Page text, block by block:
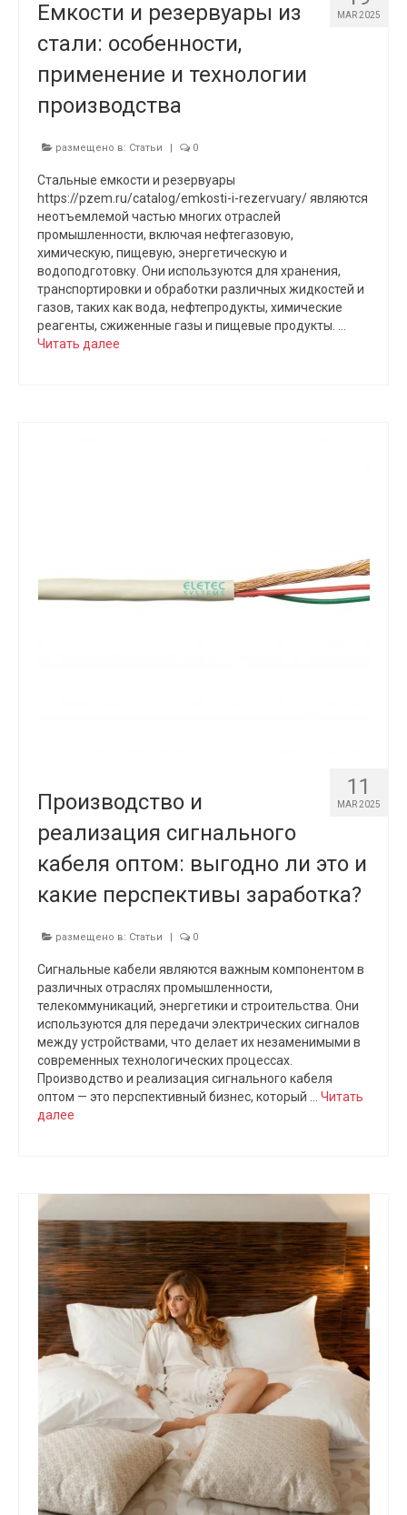
MAR 2025
Емкости и резервуары из
стали: особенности,
применение и технологии
производства
размещено в: Статьи 0
Стальные емкости и резервуары
https://pzem.ru/catalog/emkosti-i-rezervuary/ являются
неотъемлемой частью многих отраслей
промышленности, включая нефтегазовую,
химическую, пищевую, энергетическую и
водоподготовку. Они используются для хранения,
транспортировки и обработки различных жидкостей и
газов, таких как вода, нефтепродукты, химические
реагенты, сжиженные газы и пищевые продукты. …
Читать далее
11
MAR 2025
Производство и
реализация сигнального
кабеля оптом: выгодно ли это и
какие перспективы заработка?
размещено в: Статьи 0
Сигнальные кабели являются важным компонентом в
различных отраслях промышленности,
телекоммуникаций, энергетики и строительства. Они
используются для передачи электрических сигналов
между устройствами, что делает их незаменимыми в
современных технологических процессах.
Производство и реализация сигнального кабеля
оптом — это перспективный бизнес, который … Читать
далее